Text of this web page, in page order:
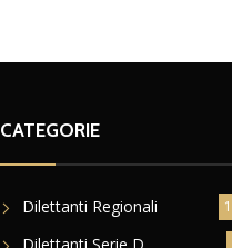
CATEGORIE
Dilettanti Regionali